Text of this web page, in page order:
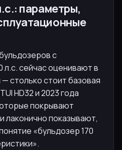
параметры,
с
сейчас оценивают в
столько стоит базовая
HD32 и 2023 года
покрывают
лаконично показывают,
«бульдозер 170